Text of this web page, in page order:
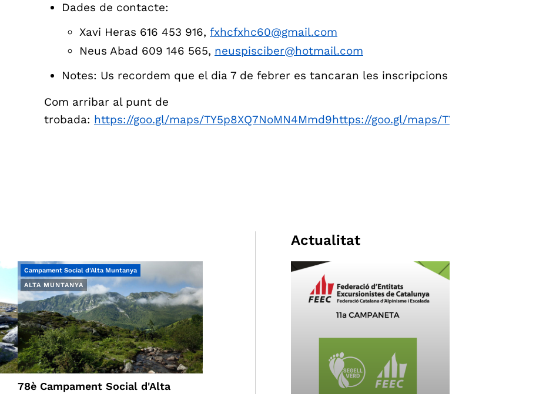
Dades de contacte:
Xavi Heras 616 453 916, fxhcfxhc60@gmail.com
Neus Abad 609 146 565, neuspisciber@hotmail.com
Notes: Us recordem que el dia 7 de febrer es tancaran les inscripcions
Com arribar al punt de
trobada: https://goo.gl/maps/TY5p8XQ7NoMN4Mmd9https://goo.gl/maps/
ALTA MUNTANYA
Campament Social d'Alta Muntanya
78è Campament Social d'Alta
Actualitat